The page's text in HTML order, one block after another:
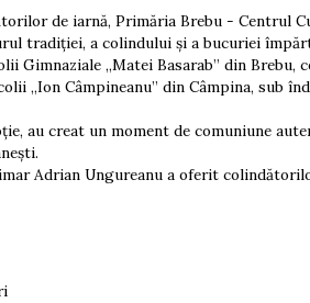
de iarnă, Primăria Brebu - Centrul
tradiției, a colindului și a bucuriei
Gimnaziale „Matei Basarab” din
„Ion Câmpineanu” din Câmpina, sub
au creat un moment de comuniune
Adrian Ungureanu a oferit